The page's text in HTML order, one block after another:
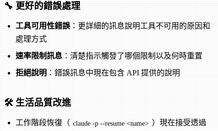
🔧 更好的錯誤處理
工具可用性錯誤 ：更詳細的訊息說明工具不可用的原因和
處理方式
速率限制訊息 ：清楚指示觸發了哪個限制以及何時重置
拒絕說明 ：錯誤訊息中現在包含 API 提供的說明
🛠️ 生活品質改進
工作階段恢復（ claude -p --resume <name> ）現在接受透過